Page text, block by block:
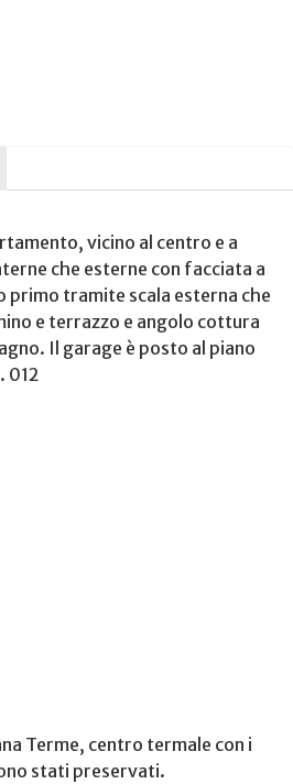
vicino al centro e a
che esterne con facciata a
primo tramite scala esterna che
e terrazzo e angolo cottura
Il garage è posto al piano
012
Terme, centro termale con i
stati preservati.